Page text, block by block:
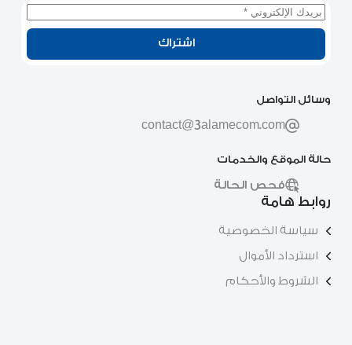
وسائل التواصل
contact@3alamecom.com
حالة الموقع والخدمات
فحص الحالة
روابط هامة
سياسة الخصوصية
استرداد الأموال
الشروط والأحكام
اشتراك